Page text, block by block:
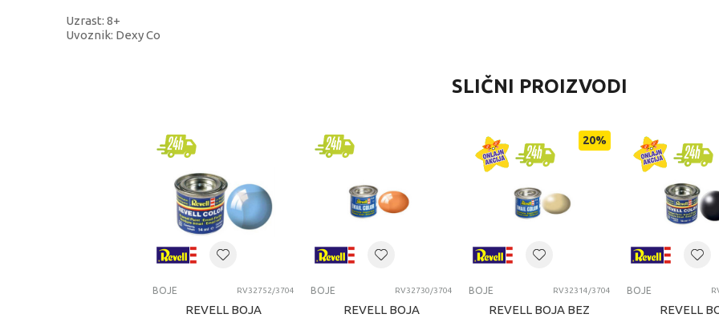
Uzrast: 8+
Uvoznik: Dexy Co
Boje
BOJE
SLIČNI PROIZVODI
BOJE RV32752/3704
REVELL BOJA
BOJE RV32730/3704
REVELL BOJA
20%
BOJE RV32314/3704
REVELL BOJA BEZ
BOJE
REVELL